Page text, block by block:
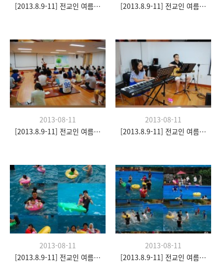
[2013.8.9-11] 전교인 여름수련회- "이쉼 전쉼"
[2013.8.9-11] 전교인 여름수련회- "이쉼 전쉼"
2013-08-11
[2013.8.9-11] 전교인 여름수련회- "이쉼 전쉼"
2013-08-11
[2013.8.9-11] 전교인 여름수련회- "이쉼 전쉼"
2013-08-11
[2013.8.9-11] 전교인 여름수련회- "이쉼 전쉼"
2013-08-11
[2013.8.9-11] 전교인 여름수련회- "이쉼 전쉼"